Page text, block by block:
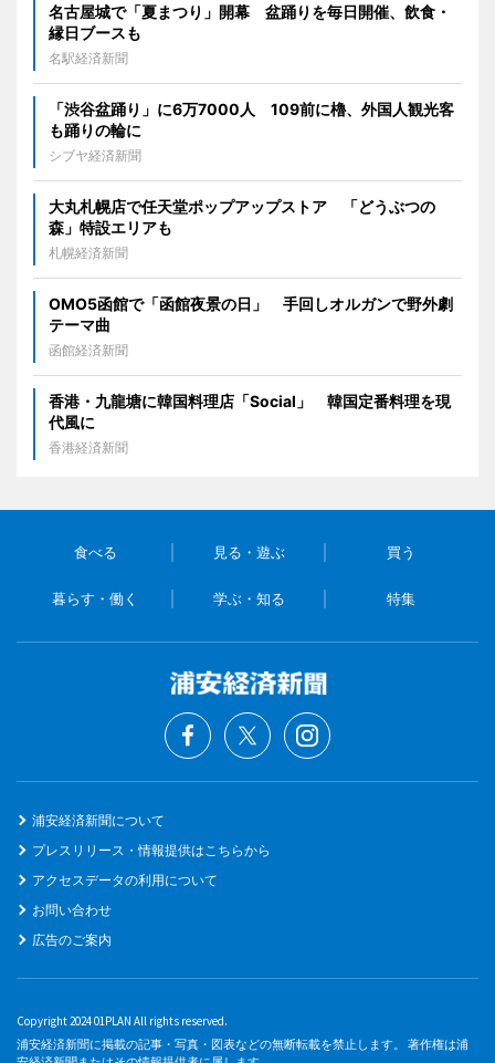
名古屋城で「夏まつり」開幕 盆踊りを毎日開催、飲食・
縁日ブースも
名駅経済新聞
「渋谷盆踊り」に6万7000人 109前に櫓、外国人観光客
も踊りの輪に
シブヤ経済新聞
大丸札幌店で任天堂ポップアップストア 「どうぶつの
森」特設エリアも
札幌経済新聞
OMO5函館で「函館夜景の日」 手回しオルガンで野外劇
テーマ曲
函館経済新聞
香港・九龍塘に韓国料理店「Social」 韓国定番料理を現
代風に
香港経済新聞
食べる 見る・遊ぶ 買う
暮らす・働く 学ぶ・知る 特集
浦安経済新聞について
プレスリリース・情報提供はこちらから
アクセスデータの利用について
お問い合わせ
広告のご案内
Copyright 2024 01PLAN All rights reserved.
浦安経済新聞に掲載の記事・写真・図表などの無断転載を禁止します。 著作権は浦